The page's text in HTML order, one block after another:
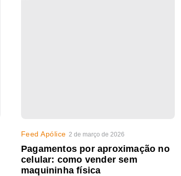
Feed Apólice 2 de março de 2026
Pagamentos por aproximação no
celular: como vender sem
maquininha física